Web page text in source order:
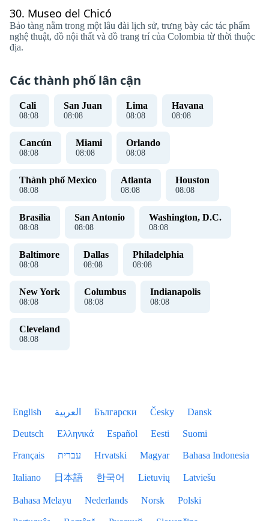
30. Museo del Chicó
Bảo tàng nằm trong một lâu đài lịch sử, trưng bày các tác phẩm
nghệ thuật, đồ nội thất và đồ trang trí của Colombia từ thời thuộc
địa.
Các thành phố lân cận
Cali
08:08
San Juan
08:08
Lima
08:08
Havana
08:08
Cancún
08:08
Miami
08:08
Orlando
08:08
Thành phố Mexico
08:08
Atlanta
08:08
Houston
08:08
Brasília
08:08
San Antonio
08:08
Washington, D.C.
08:08
Baltimore
08:08
Dallas
08:08
Philadelphia
08:08
New York
08:08
Columbus
08:08
Indianapolis
08:08
Cleveland
08:08
English العربية Български Česky Dansk
Deutsch Ελληνικά Español Eesti Suomi
Français עברית Hrvatski Magyar Bahasa Indonesia
Italiano 日本語 한국어 Lietuvių Latviešu
Bahasa Melayu Nederlands Norsk Polski